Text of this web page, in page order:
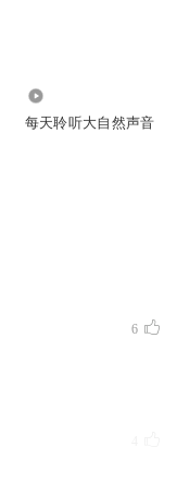
每天聆听大自然声音
6